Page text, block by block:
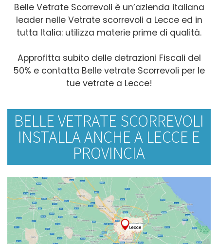
Belle Vetrate Scorrevoli è un’azienda italiana
leader nelle Vetrate scorrevoli a Lecce ed in
tutta Italia: utilizza materie prime di qualità.
Approfitta subito delle detrazioni Fiscali del
50% e contatta Belle vetrate Scorrevoli per le
tue vetrate a Lecce!
BELLE VETRATE SCORREVOLI
INSTALLA ANCHE A LECCE E
PROVINCIA